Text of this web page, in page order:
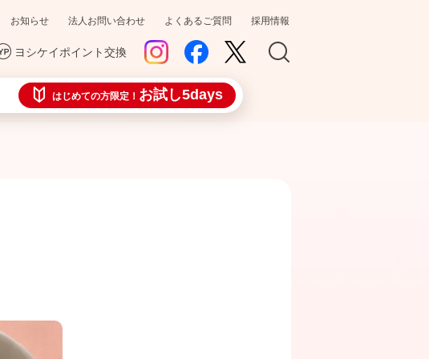
お知らせ 法人お問い合わせ よくあるご質問 採用情報
ヨシケイポイント交換
はじめての方限定！ お試し5days